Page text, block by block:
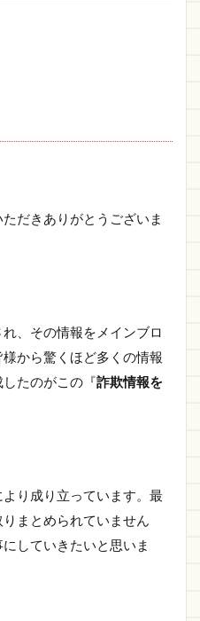
だきありがとうございま
、その情報をメインブロ
様から驚くほど多くの情報
たのがこの『詐欺情報を
り成り立っています。最
まとめられていません
していきたいと思いま